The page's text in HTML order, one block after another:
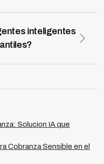
de
de mora. Además
alumni, y cursos
inteligentes
800K valor de marca
Kleva logra 0
costos
del egresado.
Solucion IA que
Cobranza Sensible en el